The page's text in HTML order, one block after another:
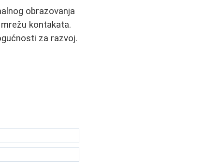
obrazovanja
kontakata.
za razvoj.